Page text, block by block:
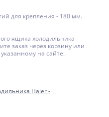
для крепления - 180 мм.
ящика холодильника
заказ через корзину или
на сайте.
Haier -